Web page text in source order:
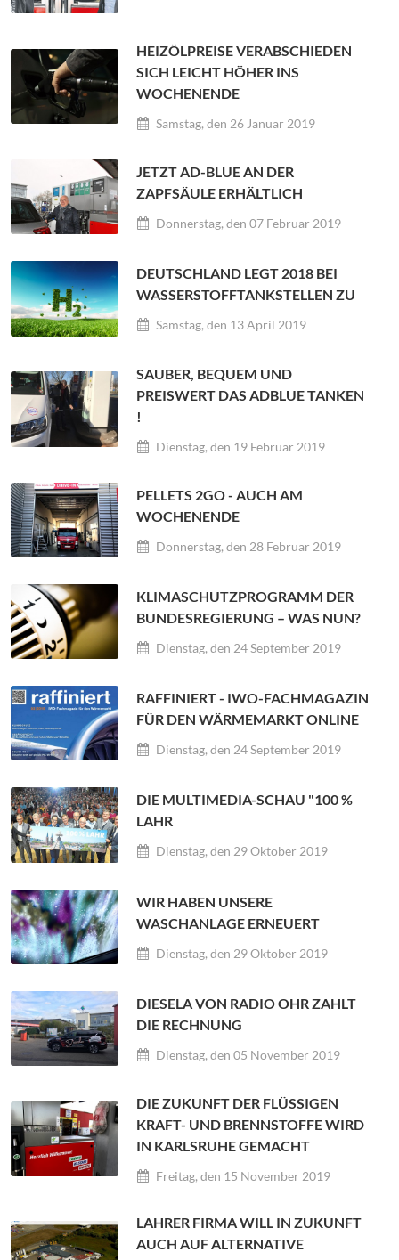
HEIZÖLPREISE VERABSCHIEDEN
SICH LEICHT HÖHER INS
WOCHENENDE
Samstag, den 26 Januar 2019
JETZT AD-BLUE AN DER
ZAPFSÄULE ERHÄLTLICH
Donnerstag, den 07 Februar 2019
DEUTSCHLAND LEGT 2018 BEI
WASSERSTOFFTANKSTELLEN ZU
Samstag, den 13 April 2019
SAUBER, BEQUEM UND
PREISWERT DAS ADBLUE TANKEN
!
Dienstag, den 19 Februar 2019
PELLETS 2GO - AUCH AM
WOCHENENDE
Donnerstag, den 28 Februar 2019
KLIMASCHUTZPROGRAMM DER
BUNDESREGIERUNG – WAS NUN?
Dienstag, den 24 September 2019
RAFFINIERT - IWO-FACHMAGAZIN
FÜR DEN WÄRMEMARKT ONLINE
Dienstag, den 24 September 2019
DIE MULTIMEDIA-SCHAU "100 %
LAHR
Dienstag, den 29 Oktober 2019
WIR HABEN UNSERE
WASCHANLAGE ERNEUERT
Dienstag, den 29 Oktober 2019
DIESELA VON RADIO OHR ZAHLT
DIE RECHNUNG
Dienstag, den 05 November 2019
DIE ZUKUNFT DER FLÜSSIGEN
KRAFT- UND BRENNSTOFFE WIRD
IN KARLSRUHE GEMACHT
Freitag, den 15 November 2019
LAHRER FIRMA WILL IN ZUKUNFT
AUCH AUF ALTERNATIVE